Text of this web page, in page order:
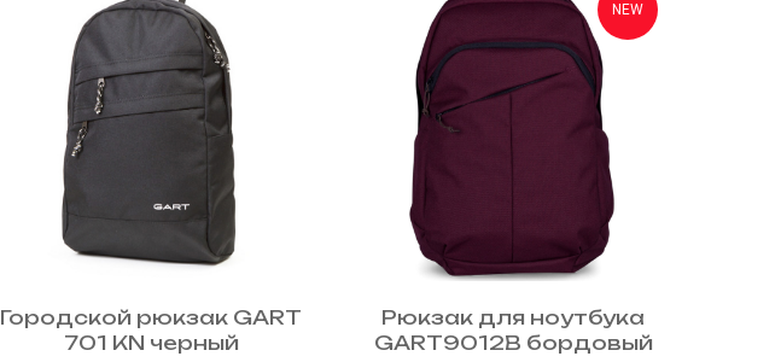
Городской рюкзак GART
701 KN черный
NEW
Рюкзак для ноутбука
GART9012B бордовый